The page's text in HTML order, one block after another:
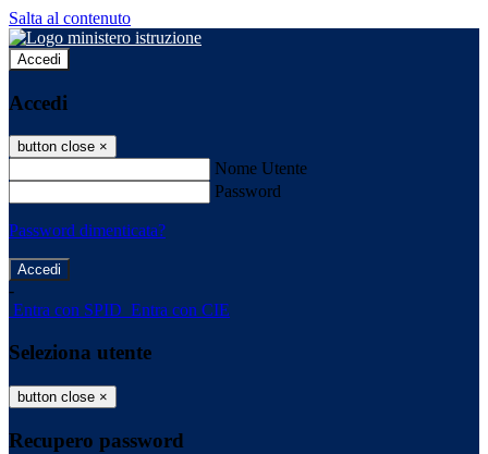
Salta al contenuto
Accedi
Accedi
button close ×
Nome Utente
Password
Password dimenticata?
-
Entra con SPID Entra con CIE
Seleziona utente
button close ×
Recupero password